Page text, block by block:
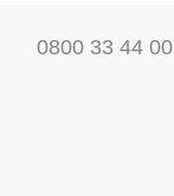
0800 33 44 00